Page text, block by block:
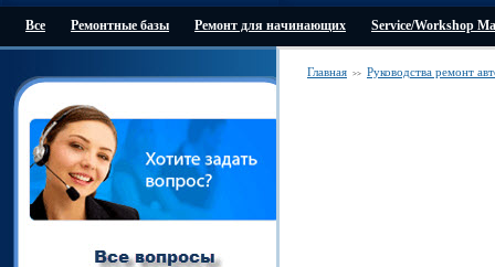
Все Ремонтные базы Ремонт для начинающих Service/Workshop
Главная >> Руководства ремонт